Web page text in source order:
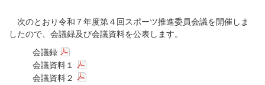
次のとおり令和７年度第４回スポーツ推進委員会議を開催しま
したので、会議録及び会議資料を公表します。
会議録
会議資料１
会議資料２